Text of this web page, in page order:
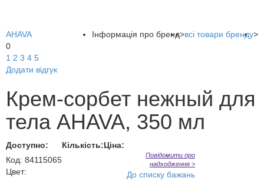
Інформація про бренд>всі товари бренду>
AHAVA
0
1 2 3 4 5
Додати відгук
Крем-сорбет нежный для
тела AHAVA, 350 мл
Доступно: Кількість:Ціна:
Код: 84115065
Цвет:
Повідомити про
надходження >
До списку бажань